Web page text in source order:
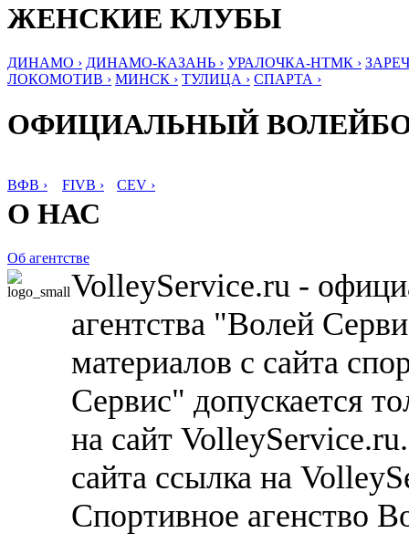
ЖЕНСКИЕ КЛУБЫ
ДИНАМО › ДИНАМО-КАЗАНЬ › УРАЛОЧКА-НТМК ›
ЛОКОМОТИВ › МИНСК › ТУЛИЦА › СПАРТА ›
ОФИЦИАЛЬНЫЙ
ВФВ › FIVB › CEV ›
О НАС
Об агентстве
VolleyService.ru -
агентства "Волей
материалов с сайта
Сервис" допускается
на сайт
сайта ссылка на
Спортивное агенство